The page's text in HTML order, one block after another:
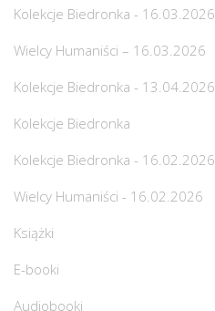
Kolekcje Biedronka - 16.03.2026
Wielcy Humaniści – 16.03.2026
Kolekcje Biedronka - 13.04.2026
Kolekcje Biedronka
Kolekcje Biedronka - 16.02.2026
Wielcy Humaniści - 16.02.2026
Książki
E-booki
Audiobooki